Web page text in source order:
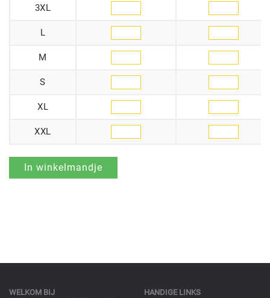
3XL
L
M
S
XL
XXL
WELKOM BIJ
HANDIGE LINKS